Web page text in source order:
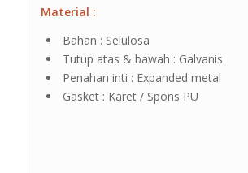
Material :
Bahan : Selulosa
Tutup atas & bawah : Galvanis
Penahan inti : Expanded metal
Gasket : Karet / Spons PU